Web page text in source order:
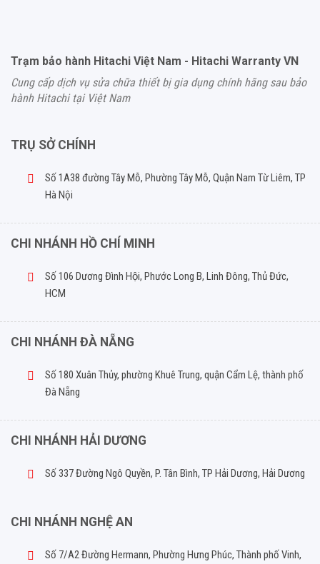
Trạm bảo hành Hitachi Việt Nam - Hitachi Warranty VN
Cung cấp dịch vụ sửa chữa thiết bị gia dụng chính hãng sau bảo
hành Hitachi tại Việt Nam
TRỤ SỞ CHÍNH
Số 1A38 đường Tây Mỗ, Phường Tây Mỗ, Quận Nam Từ Liêm, TP
Hà Nội
CHI NHÁNH HỒ CHÍ MINH
Số 106 Dương Đình Hội, Phước Long B, Linh Đông, Thủ Đức,
HCM
CHI NHÁNH ĐÀ NẴNG
Số 180 Xuân Thủy, phường Khuê Trung, quận Cẩm Lệ, thành phố
Đà Nẵng
CHI NHÁNH HẢI DƯƠNG
Số 337 Đường Ngô Quyền, P. Tân Bình, TP Hải Dương, Hải Dương
CHI NHÁNH NGHỆ AN
Số 7/A2 Đường Hermann, Phường Hưng Phúc, Thành phố Vinh,